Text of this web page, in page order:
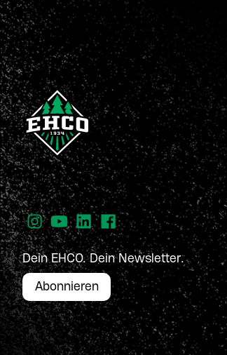
Dein EHCO. Dein Newsletter.
Abonnieren